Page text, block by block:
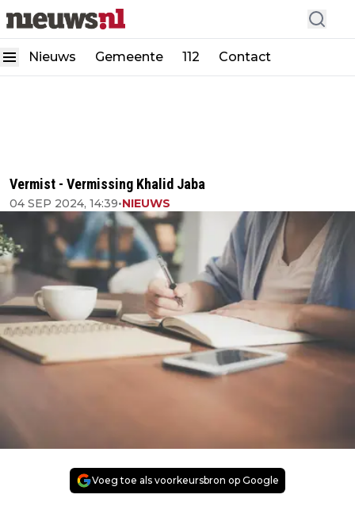
Nieuws Gemeente 112 Contact
Vermist - Vermissing Khalid Jaba
04 SEP 2024, 14:39•NIEUWS
Voeg toe als voorkeursbron op Google